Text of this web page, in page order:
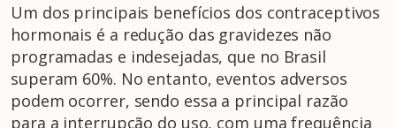
Um dos principais benefícios dos contraceptivos
hormonais é a redução das gravidezes não
programadas e indesejadas, que no Brasil
superam 60%. No entanto, eventos adversos
podem ocorrer, sendo essa a principal razão
para a interrupção do uso, com uma frequência